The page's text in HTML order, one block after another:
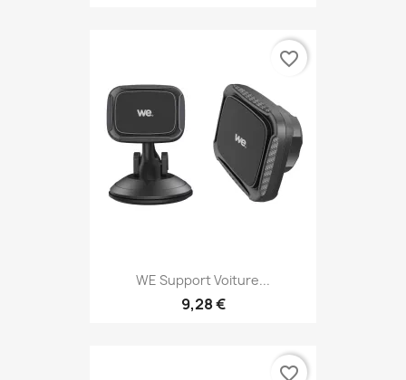
WE Support Voiture...
9,28 €
favorite_border
favorite_border